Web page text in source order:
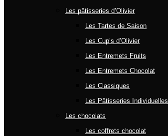
Les pâtisseries d’Olivier
Les Tartes de Saison
Les Cup’s d’Olivier
Les Entremets Fruits
Les Entremets Chocolat
Les Classiques
Les Pâtisseries Individuelles
Les chocolats
Les coffrets chocolat